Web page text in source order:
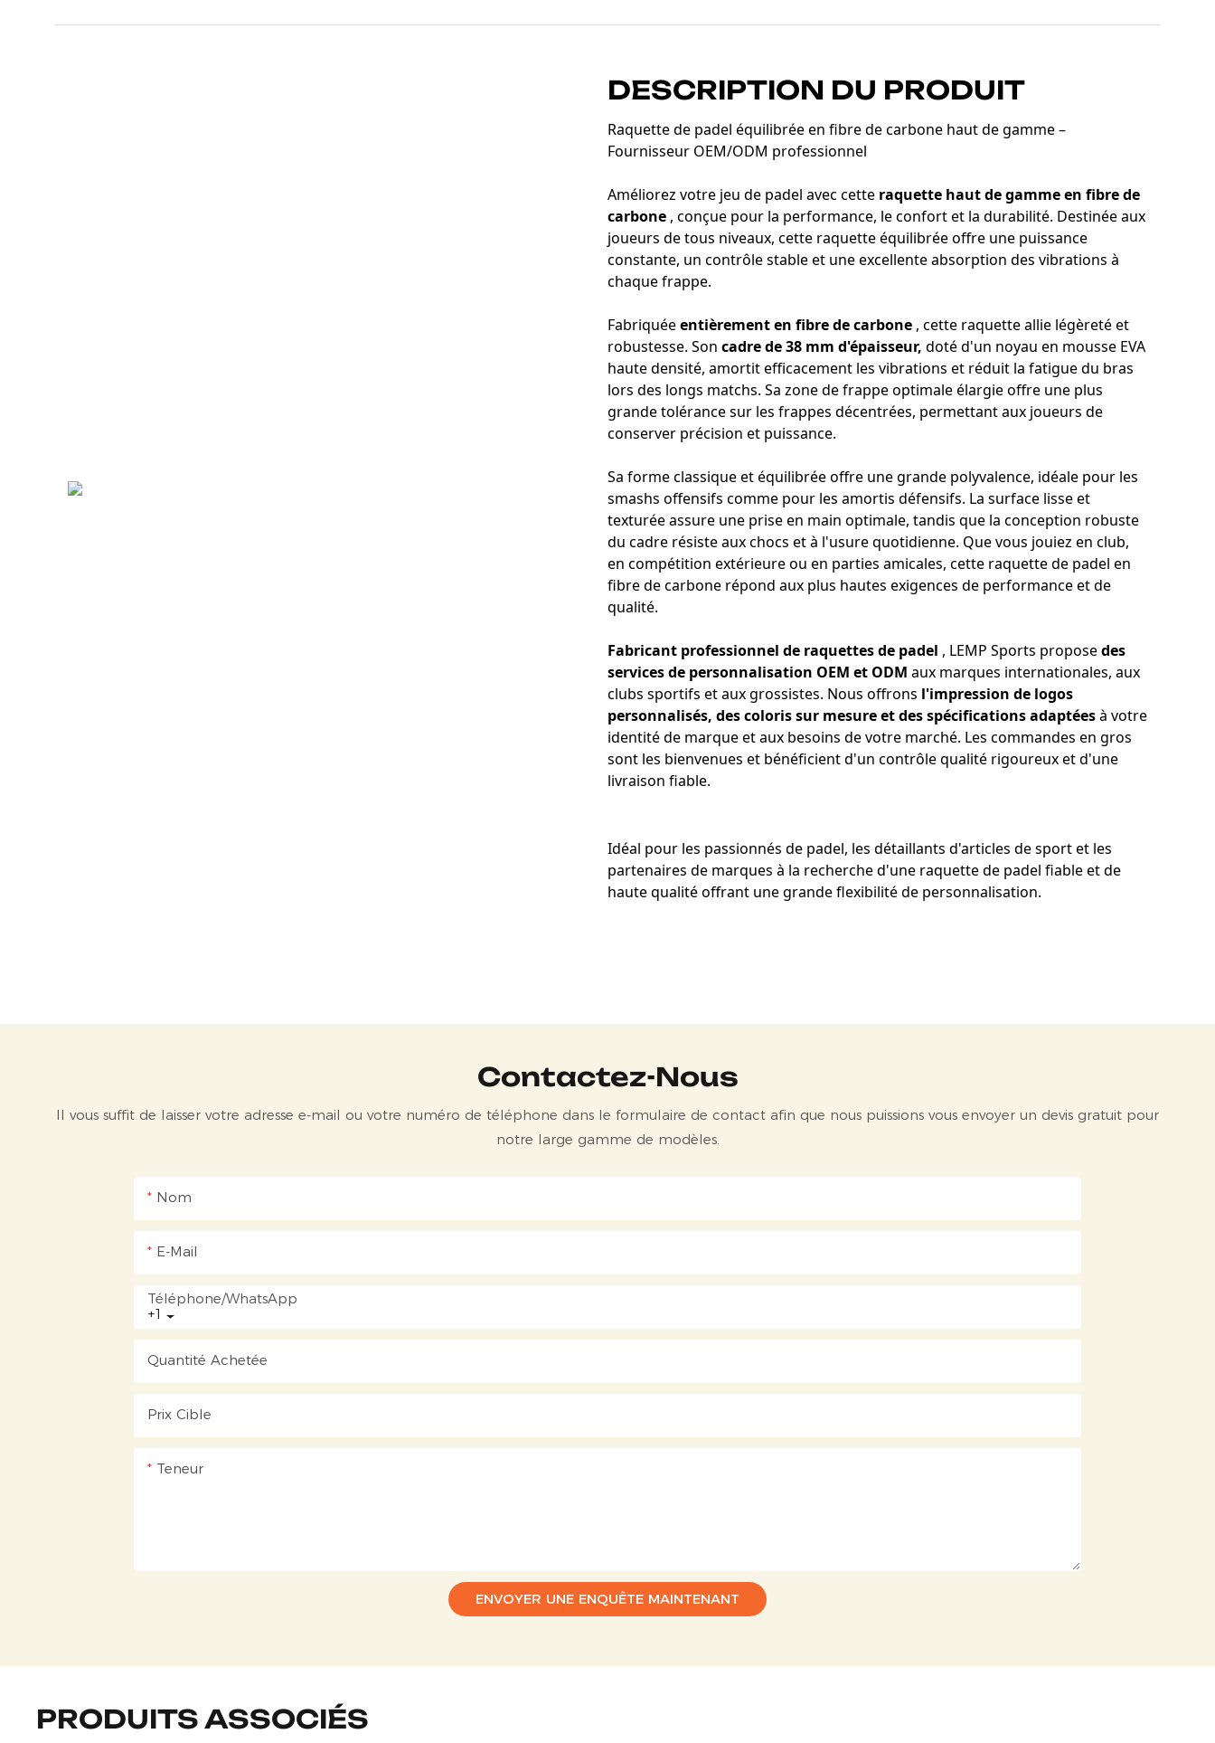
DESCRIPTION DU PRODUIT
Raquette de padel équilibrée en fibre de carbone haut de gamme –
Fournisseur OEM/ODM professionnel
Améliorez votre jeu de padel avec cette raquette haut de gamme en fibre de
carbone , conçue pour la performance, le confort et la durabilité. Destinée aux
joueurs de tous niveaux, cette raquette équilibrée offre une puissance
constante, un contrôle stable et une excellente absorption des vibrations à
chaque frappe.
Fabriquéeentièrement en fibre de carbone , cette raquette allie légèreté et
robustesse. Son cadre de 38 mm d'épaisseur, doté d'un noyau en mousse EVA
haute densité, amortit efficacement les vibrations et réduit la fatigue du bras
lors des longs matchs. Sa zone de frappe optimale élargie offre une plus
grande tolérance sur les frappes décentrées, permettant aux joueurs de
conserver précision et puissance.
Sa forme classique et équilibrée offre une grande polyvalence, idéale pour les
smashs offensifs comme pour les amortis défensifs. La surface lisse et
texturée assure une prise en main optimale, tandis que la conception robuste
du cadre résiste aux chocs et à l'usure quotidienne. Que vous jouiez en club,
en compétition extérieure ou en parties amicales, cette raquette de padel en
fibre de carbone répond aux plus hautes exigences de performance et de
qualité.
Fabricant professionnel de raquettes de padel , LEMP Sports proposedes
services de personnalisation OEM et ODM aux marques internationales, aux
clubs sportifs et aux grossistes. Nous offrons l'impression de logos
personnalisés, des coloris sur mesure et des spécifications adaptéesà votre
identité de marque et aux besoins de votre marché. Les commandes en gros
sont les bienvenues et bénéficient d'un contrôle qualité rigoureux et d'une
livraison fiable.
Idéal pour les passionnés de padel, les détaillants d'articles de sport et les
partenaires de marques à la recherche d'une raquette de padel fiable et de
haute qualité offrant une grande flexibilité de personnalisation.
Contactez-Nous
Il vous suffit de laisser votre adresse e-mail ou votre numéro de téléphone dans le formulaire de contact afin que nous puissions vous envoyer un devis gratuit pour
notre large gamme de modèles.
Nom
E-Mail
+1
Téléphone/WhatsApp
Quantité Achetée
Prix ​​cible
Teneur
ENVOYER UNE ENQUÊTE MAINTENANT
PRODUITS ASSOCIÉS